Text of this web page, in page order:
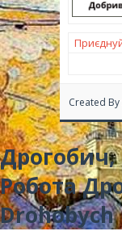
Created By
Дрогобич,
Робота
Drohobych